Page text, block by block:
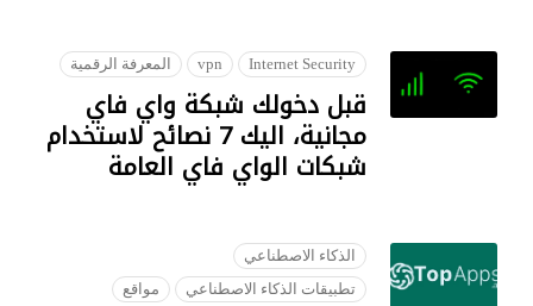
Internet Security
vpn المعرفة الرقمية
قبل دخولك شبكة واي فاي
مجانية، اليك 7 نصائح لاستخدام
شبكات الواي فاي العامة
الذكاء الاصطناعي
تطبيقات الذكاء الاصطناعي
مواقع